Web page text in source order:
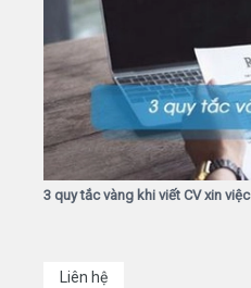
3 quy tắc vàng khi viết CV xin việc
Liên hệ